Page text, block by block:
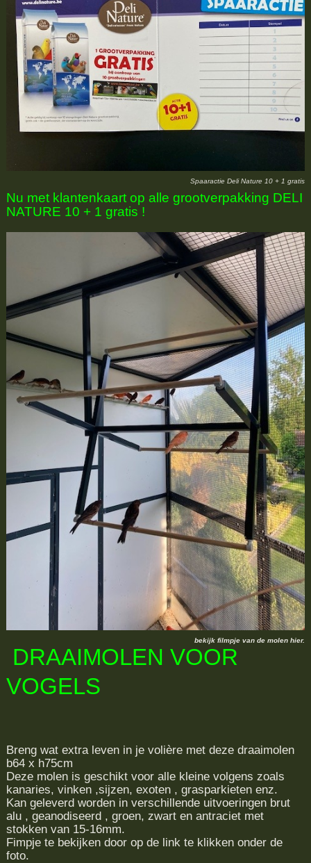
Spaaractie Deli Nature 10 + 1 gratis
Nu met klantenkaart op alle grootverpakking DELI
NATURE 10 + 1 gratis !
bekijk filmpje van de molen hier.
DRAAIMOLEN VOOR
VOGELS
Breng wat extra leven in je volière met deze draaimolen
b64 x h75cm
Deze molen is geschikt voor alle kleine volgens zoals
kanaries, vinken ,sijzen, exoten , grasparkieten enz.
Kan geleverd worden in verschillende uitvoeringen brut
alu , geanodiseerd , groen, zwart en antraciet met
stokken van 15-16mm.
Fimpje te bekijken door op de link te klikken onder de
foto.